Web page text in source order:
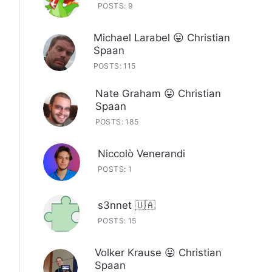
POSTS: 9
Michael Larabel 😛 Christian
Spaan
POSTS: 115
Nate Graham 😛 Christian
Spaan
POSTS: 185
Niccolò Venerandi
POSTS: 1
s3nnet 🇺🇦
POSTS: 15
Volker Krause 😛 Christian
Spaan